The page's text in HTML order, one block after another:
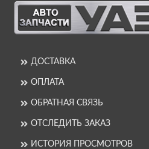
ДОСТАВКА
ОПЛАТА
ОБРАТНАЯ СВЯЗЬ
ОТСЛЕДИТЬ ЗАКАЗ
ИСТОРИЯ ПРОСМОТРОВ